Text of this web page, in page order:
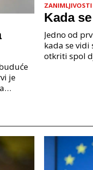
je
ZANIMLJIVOSTI
Kada
Jedno od
kada se vidi
otkriti spol